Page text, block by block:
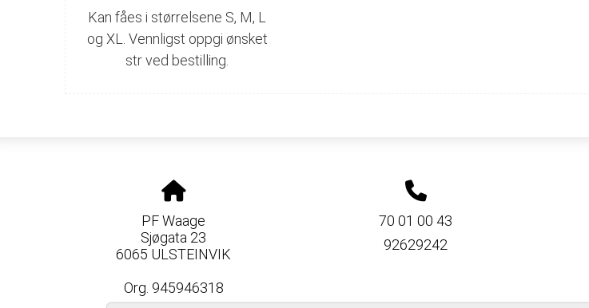
Kan fåes i størrelsene S, M, L
og XL. Vennligst oppgi ønsket
str ved bestilling.
PF Waage
Sjøgata 23
6065 ULSTEINVIK
Org. 945946318
70 01 00 43
92629242